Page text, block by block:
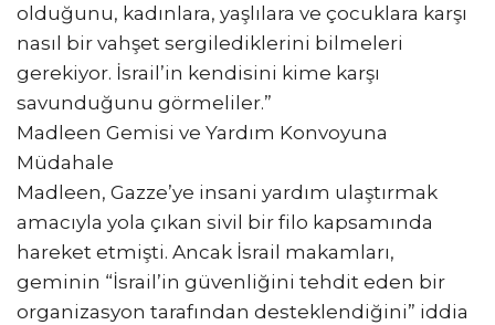
olduğunu, kadınlara, yaşlılara ve çocuklara karşı
nasıl bir vahşet sergilediklerini bilmeleri
gerekiyor. İsrail’in kendisini kime karşı
savunduğunu görmeliler.”
Madleen Gemisi ve Yardım Konvoyuna
Müdahale
Madleen, Gazze’ye insani yardım ulaştırmak
amacıyla yola çıkan sivil bir filo kapsamında
hareket etmişti. Ancak İsrail makamları,
geminin “İsrail’in güvenliğini tehdit eden bir
organizasyon tarafından desteklendiğini” iddia